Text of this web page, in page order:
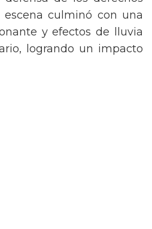
defensa de los derechos
escena culminó con una
y efectos de lluvia
logrando un impacto